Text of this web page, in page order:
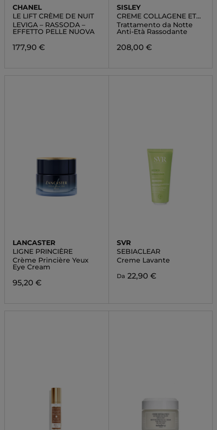
CHANEL
LE LIFT CRÈME DE NUIT
LEVIGA – RASSODA –
EFFETTO PELLE NUOVA
177,90 €
SISLEY
CREME COLLAGENE ET
MAUVE
Trattamento da Notte
Anti-Età Rassodante
208,00 €
LANCASTER
LIGNE PRINCIÈRE
Crème Princière Yeux
Eye Cream
95,20 €
SVR
SEBIACLEAR
Creme Lavante
Da 22,90 €